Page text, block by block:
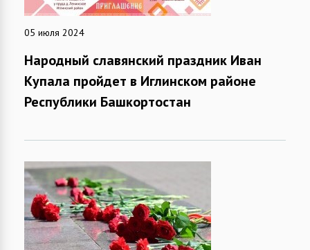
05 июля 2024
Народный славянский праздник Иван
Купала пройдет в Иглинском районе
Республики Башкортостан